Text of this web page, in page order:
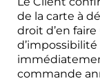
de la carte à
droit d’en faire
commande